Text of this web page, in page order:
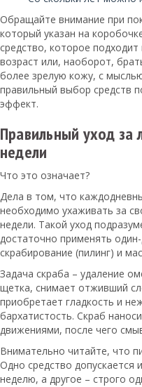
Обращайте внимание при
который указан на
средство, которое
возраст или, наоборот,
более зрелую кожу, с
правильный выбор средств
эффект.
Правильный уход за
недели
Что это означает?
Дела в том, что
необходимо ухаживать за
недели. Такой уход
достаточно применять
скрабирование (пилинг) и
Задача скраба – удаление
щетка, снимает отживший
приобретает гладкость и
бархатистость. Скраб
движениями, после чего
Внимательно читайте, что
Одно средство допускается
неделю, а другое – строго